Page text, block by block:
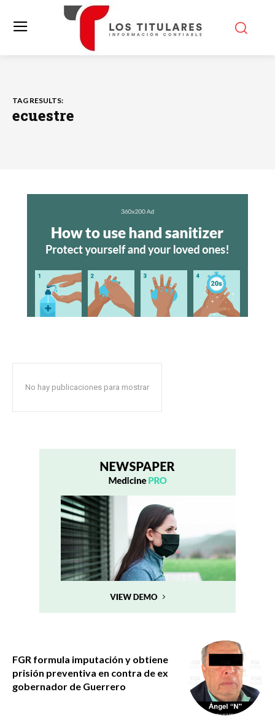
TAG RESULTS:
ecuestre
No hay publicaciones para mostrar
FGR formula imputación y obtiene
prisión preventiva en contra de ex
gobernador de Guerrero